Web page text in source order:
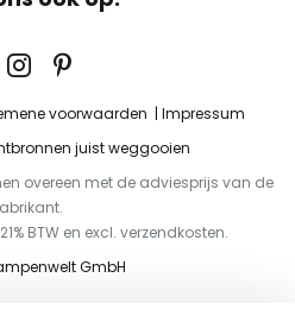
voorwaarden
Impressum
juist weggooien
overeen met de adviesprijs van de
BTW en excl. verzendkosten.
GmbH